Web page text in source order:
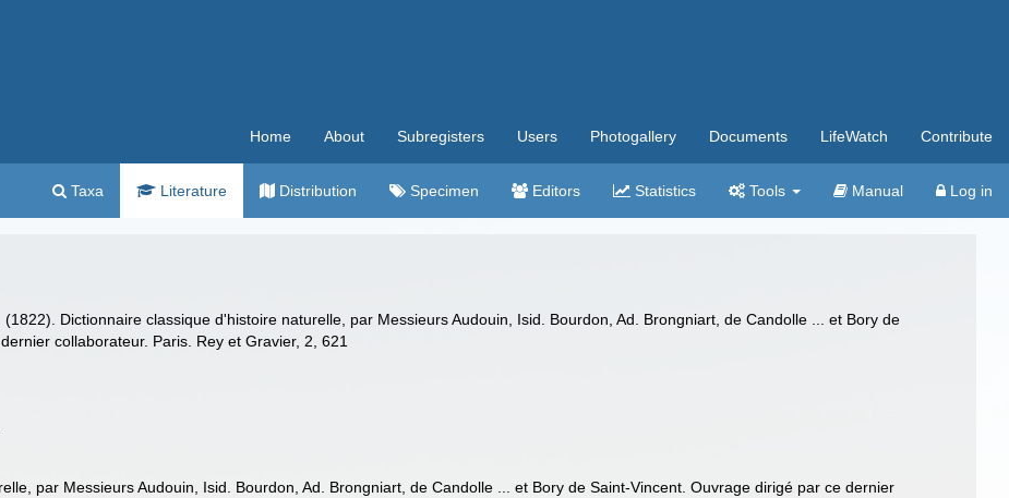
Home About Subregisters Users Photogallery Documents LifeWatch Contribute
Taxa Literature Distribution Specimen Editors Statistics Tools Manual Log in
Dictionnaire classique d'histoire naturelle, par Messieurs Audouin, Isid. Bourdon, Ad. Brongniart, de Candolle ... et Bory de
collaborateur. Paris. Rey et Gravier, 2, 621
par Messieurs Audouin, Isid. Bourdon, Ad. Brongniart, de Candolle ... et Bory de Saint-Vincent. Ouvrage dirigé par ce dernier